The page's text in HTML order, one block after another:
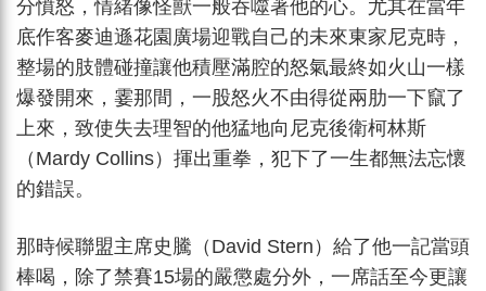
分憤怒，情緒像怪獸一般吞噬著他的心。尤其在當年
底作客麥迪遜花園廣場迎戰自己的未來東家尼克時，
整場的肢體碰撞讓他積壓滿腔的怒氣最終如火山一樣
爆發開來，霎那間，一股怒火不由得從兩肋一下竄了
上來，致使失去理智的他猛地向尼克後衛柯林斯
（Mardy Collins）揮出重拳，犯下了一生都無法忘懷
的錯誤。
那時候聯盟主席史騰（David Stern）給了他一記當頭
棒喝，除了禁賽15場的嚴懲處分外，一席話至今更讓